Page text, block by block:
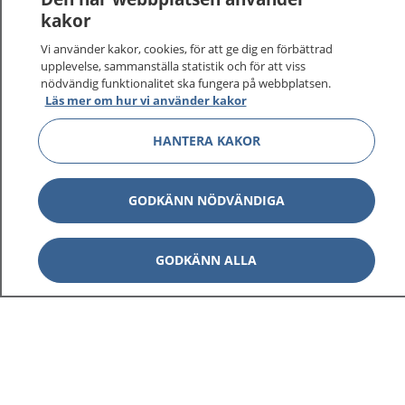
1177–tryggt om din hälsa och vård
På 1177.se får du råd om hälsa och information om
sjukdomar och vilka mottagningar du kan kontakta.
Logga in för att läsa din journal och göra dina
vårdärenden. Ring telefonnummer 1177 för
sjukvårdsrådgivning dygnet runt.
1177 ger dig råd när du vill må bättre.
kakor
Vi använder kakor, cookies, för att ge dig en förbättrad
upplevelse, sammanställa statistik och för att viss
nödvändig funktionalitet ska fungera på webbplatsen.
Läs mer om hur vi använder kakor
HANTERA KAKOR
GODKÄNN NÖDVÄNDIGA
GODKÄNN ALLA